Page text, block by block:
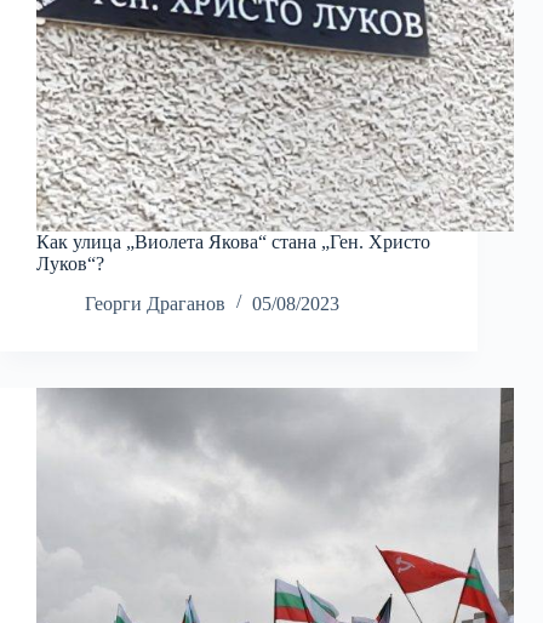
Как улица „Виолета Якова“ стана „Ген. Христо
Луков“?
Георги Драганов
05/08/2023